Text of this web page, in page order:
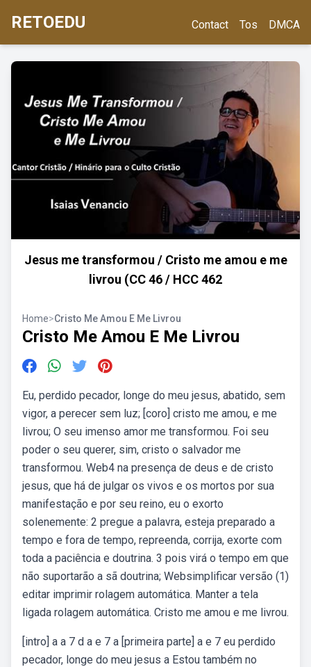
RETOEDU Contact Tos DMCA
Jesus me transformou / Cristo me amou e me
livrou (CC 46 / HCC 462
Home>Cristo Me Amou E Me Livrou
Cristo Me Amou E Me Livrou
Eu, perdido pecador, longe do meu jesus, abatido, sem
vigor, a perecer sem luz; [coro] cristo me amou, e me
livrou; O seu imenso amor me transformou. Foi seu
poder o seu querer, sim, cristo o salvador me
transformou. Web4 na presença de deus e de cristo
jesus, que há de julgar os vivos e os mortos por sua
manifestação e por seu reino, eu o exorto
solenemente: 2 pregue a palavra, esteja preparado a
tempo e fora de tempo, repreenda, corrija, exorte com
toda a paciência e doutrina. 3 pois virá o tempo em que
não suportarão a sã doutrina; Websimplificar versão (1)
editar imprimir rolagem automática. Manter a tela
ligada rolagem automática. Cristo me amou e me livrou.
[intro] a a 7 d a e 7 a [primeira parte] a e 7 eu perdido
pecador, longe do meu jesus a Estou também no